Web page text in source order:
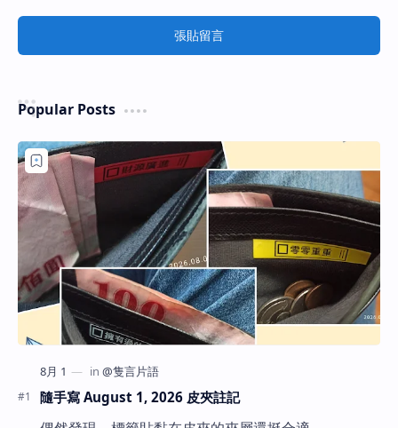
張貼留言
Popular Posts
隨手寫 August 1, 2026 皮夾註記